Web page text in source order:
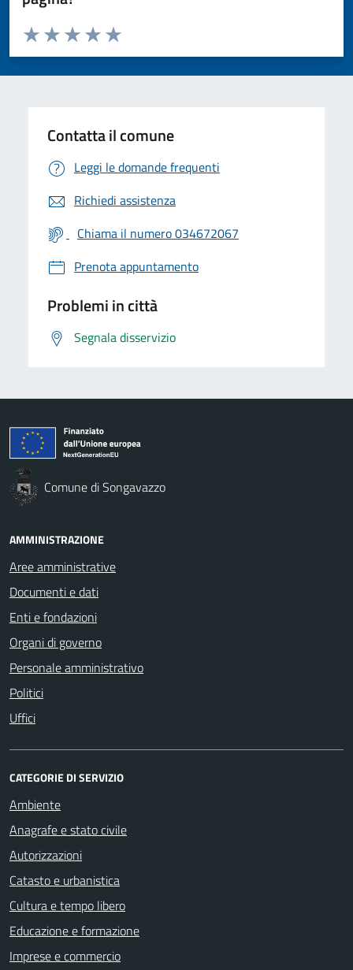
Valuta da 1 a 5 stelle la pagina
Valuta 5 stelle su 5
Valuta 4 stelle su 5
Valuta 3 stelle su 5
Valuta 2 stelle su 5
Valuta 1 stelle su 5
Contatta il comune
Leggi le domande frequenti
Richiedi assistenza
Chiama il numero 034672067
Prenota appuntamento
Problemi in città
Segnala disservizio
Comune di Songavazzo
AMMINISTRAZIONE
Aree amministrative
Documenti e dati
Enti e fondazioni
Organi di governo
Personale amministrativo
Politici
Uffici
CATEGORIE DI SERVIZIO
Ambiente
Anagrafe e stato civile
Autorizzazioni
Catasto e urbanistica
Cultura e tempo libero
Educazione e formazione
Imprese e commercio